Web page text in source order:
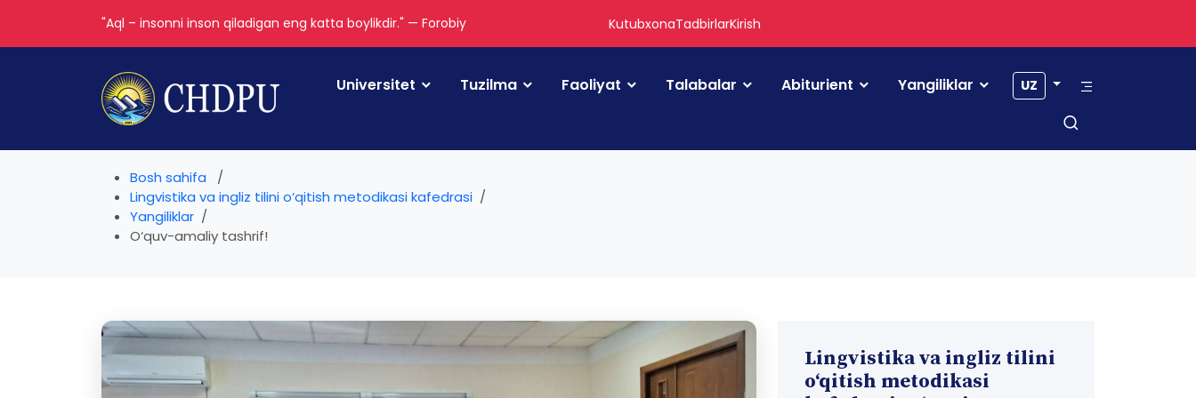
"Aql – insonni inson qiladigan eng katta boylikdir." — Forobiy KutubxonaTadbirlarKirish
Universitet Tuzilma Faoliyat Talabalar Abiturient Yangiliklar UZ
Bosh sahifa
Lingvistika va ingliz tilini o‘qitish metodikasi kafedrasi
Yangiliklar
O‘quv-amaliy tashrif!
Lingvistika va ingliz tilini
o‘qitish metodikasi